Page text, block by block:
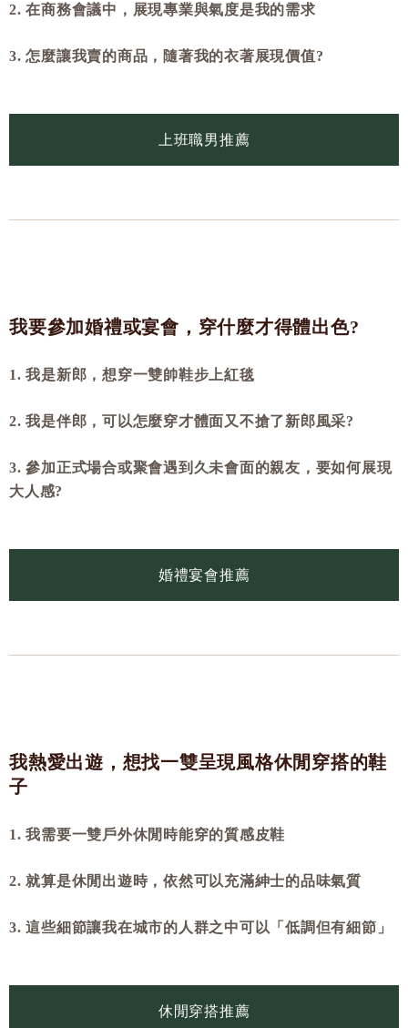
2. 在商務會議中，展現專業與氣度是我的需求
3. 怎麼讓我賣的商品，隨著我的衣著展現價值?
上班職男推薦
我要參加婚禮或宴會，穿什麼才得體出色?
1. 我是新郎，想穿一雙帥鞋步上紅毯
2. 我是伴郎，可以怎麼穿才體面又不搶了新郎風采?
3. 參加正式場合或聚會遇到久未會面的親友，要如何展現
大人感?
婚禮宴會推薦
我熱愛出遊，想找一雙呈現風格休閒穿搭的鞋
子
1. 我需要一雙戶外休閒時能穿的質感皮鞋
2. 就算是休閒出遊時，依然可以充滿紳士的品味氣質
3. 這些細節讓我在城市的人群之中可以「低調但有細節」
休閒穿搭推薦